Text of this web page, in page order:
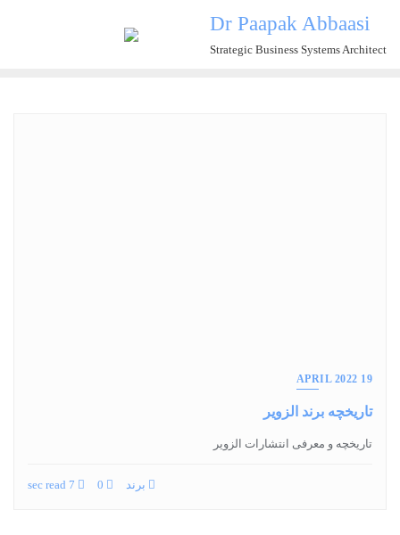
content
Dr Paapak Abbaasi
Strategic Business Systems Architect
19 APRIL 2022
تاریخچه برند الزویر
تاریخچه و معرفی انتشارات الزویر
برند